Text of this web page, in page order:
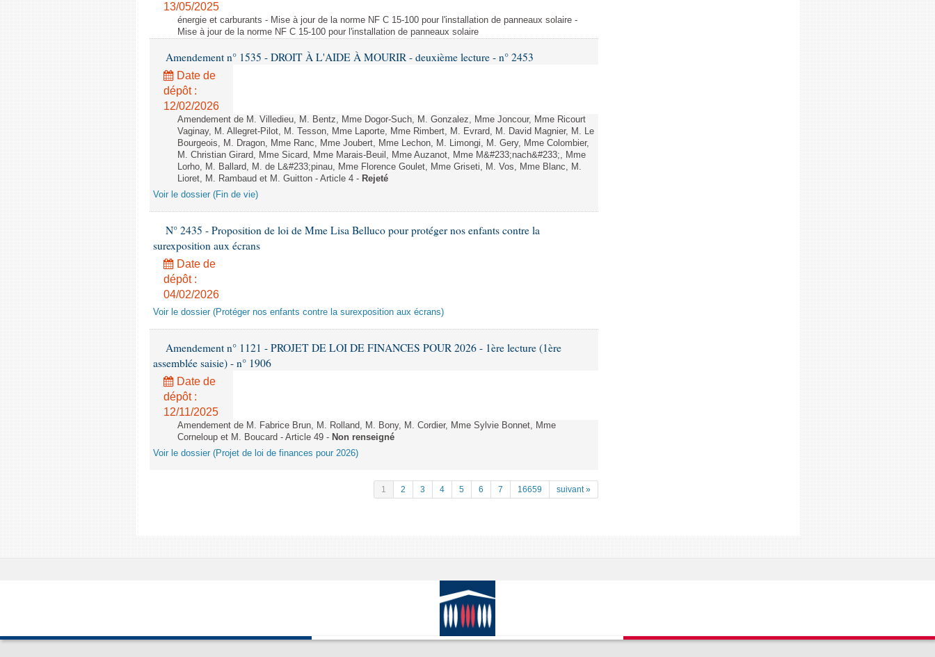
13/05/2025
énergie et carburants - Mise à jour de la norme NF C 15-100 pour l'installation de panneaux solaire -
Mise à jour de la norme NF C 15-100 pour l'installation de panneaux solaire
Amendement n° 1535 - DROIT À L'AIDE À MOURIR - deuxième lecture - n° 2453
Date de
dépôt :
12/02/2026
Amendement de M. Villedieu, M. Bentz, Mme Dogor-Such, M. Gonzalez, Mme Joncour, Mme Ricourt
Vaginay, M. Allegret-Pilot, M. Tesson, Mme Laporte, Mme Rimbert, M. Evrard, M. David Magnier, M. Le
Bourgeois, M. Dragon, Mme Ranc, Mme Joubert, Mme Lechon, M. Limongi, M. Gery, Mme Colombier,
M. Christian Girard, Mme Sicard, Mme Marais-Beuil, Mme Auzanot, Mme M&#233;nach&#233;, Mme
Lorho, M. Ballard, M. de L&#233;pinau, Mme Florence Goulet, Mme Griseti, M. Vos, Mme Blanc, M.
Lioret, M. Rambaud et M. Guitton - Article 4 - Rejeté
Voir le dossier (Fin de vie)
N° 2435 - Proposition de loi de Mme Lisa Belluco pour protéger nos enfants contre la
surexposition aux écrans
Date de
dépôt :
04/02/2026
Voir le dossier (Protéger nos enfants contre la surexposition aux écrans)
Amendement n° 1121 - PROJET DE LOI DE FINANCES POUR 2026 - 1ère lecture (1ère
assemblée saisie) - n° 1906
Date de
dépôt :
12/11/2025
Amendement de M. Fabrice Brun, M. Rolland, M. Bony, M. Cordier, Mme Sylvie Bonnet, Mme
Corneloup et M. Boucard - Article 49 - Non renseigné
Voir le dossier (Projet de loi de finances pour 2026)
1 2 3 4 5 6 7 16659 suivant »